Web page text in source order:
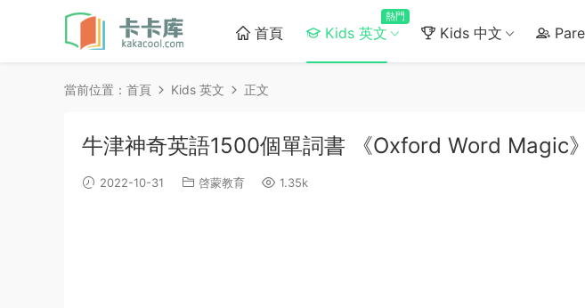
首頁 Kids 英文
熱門
Kids 中文
當前位置： 首頁 Kids 英文 正文
牛津神奇英語1500個單詞書 《Oxford Word Magic
2022-10-31 啓蒙教育 1.35k